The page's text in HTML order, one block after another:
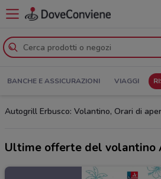
BANCHE E ASSICURAZIONI VIAGGI
Autogrill Erbusco: Volantino, Orari di
Ultime offerte del volantino